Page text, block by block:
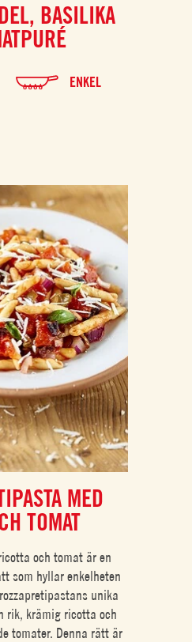
BASILIKA
ENKEL
MED
TOMAT
och tomat är en
som hyllar enkelheten
unika
rik, krämig ricotta och
tomater. Denna rätt är